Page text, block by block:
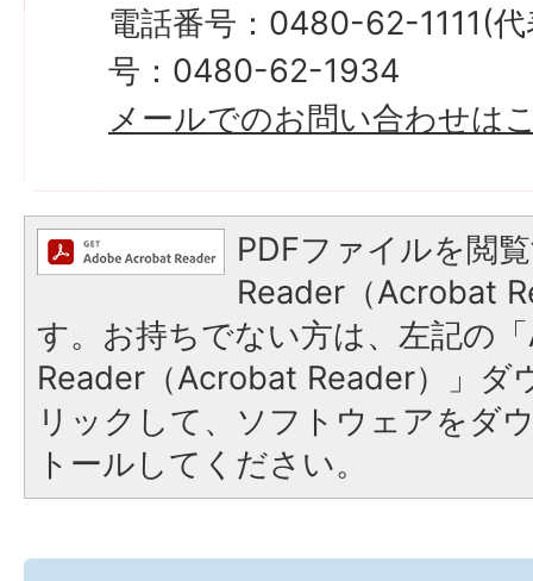
電話番号：0480-62-1111(
号：0480-62-1934
メールでのお問い合わせは
PDFファイルを閲
Reader（Acrobat
す。お持ちでない方は、左記の
Reader（Acrobat Reader）」ダ
リックして、ソフトウェアをダ
トールしてください。